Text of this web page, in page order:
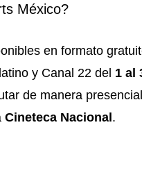
México?
en formato
y Canal 22 del 1 al
de manera
Cineteca Nacional.